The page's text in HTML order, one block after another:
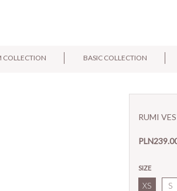
COLLECTION BASIC COLLECTION
RUMI
SIZE
XS S
×